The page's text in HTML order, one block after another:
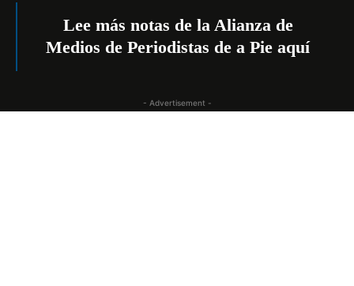
Lee más notas de la Alianza de
Medios de Periodistas de a Pie aquí
- Advertisement -